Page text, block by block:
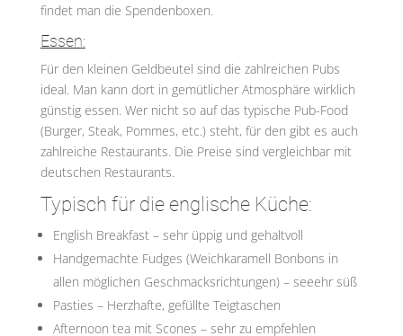
findet man die Spendenboxen.
Essen:
Für den kleinen Geldbeutel sind die zahlreichen Pubs
ideal. Man kann dort in gemütlicher Atmosphäre wirklich
günstig essen. Wer nicht so auf das typische Pub-Food
(Burger, Steak, Pommes, etc.) steht, für den gibt es auch
zahlreiche Restaurants. Die Preise sind vergleichbar mit
deutschen Restaurants.
Typisch für die englische Küche:
English Breakfast – sehr üppig und gehaltvoll
Handgemachte Fudges (Weichkaramell Bonbons in
allen möglichen Geschmacksrichtungen) – seeehr süß
Pasties – Herzhafte, gefüllte Teigtaschen
Afternoon tea mit Scones – sehr zu empfehlen